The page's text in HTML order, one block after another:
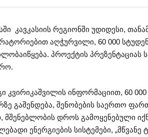
კავკასიის რეგიონში უდიდესი,
აღჭურვილი, 60 000
პროექტის
კვირიკაშვილის ინფორმაციით, 60
გაშენდება, შენობების საერთო
მშენებლობის დროს გამოყენებული
ენერგიების სისტემები,